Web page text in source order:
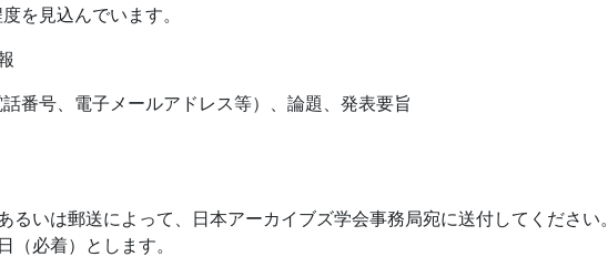
を見込んでいます。
番号、電子メールアドレス等）、論題、発表要旨
るいは郵送によって、日本アーカイブズ学会事務局宛に送付してください。
必着）とします。